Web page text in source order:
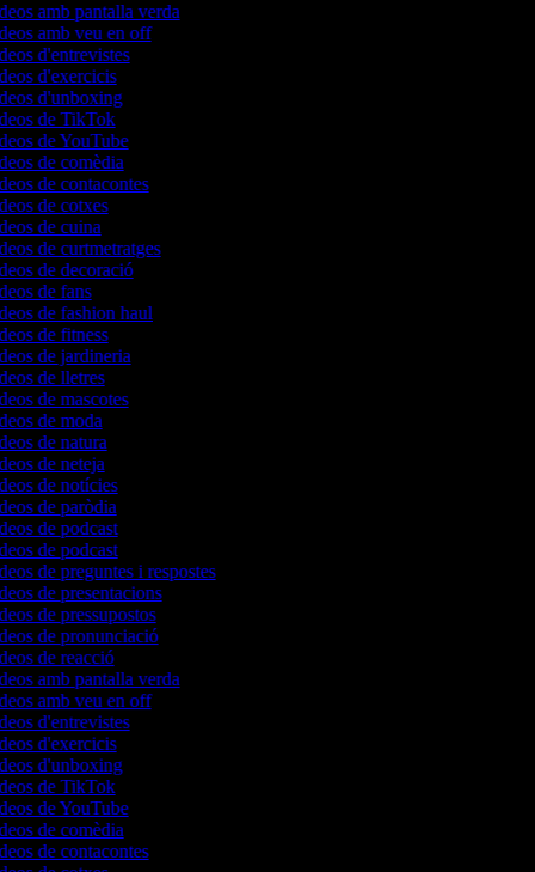
amb pantalla verda
amb veu en off
d'entrevistes
d'exercicis
d'unboxing
de TikTok
de YouTube
de comèdia
de contacontes
de cotxes
de cuina
de curtmetratges
de decoració
de fans
de fashion haul
de fitness
de jardineria
de lletres
de mascotes
de moda
de natura
de neteja
de notícies
de paròdia
de podcast
de podcast
de preguntes i respostes
de presentacions
de pressupostos
de pronunciació
de reacció
amb pantalla verda
amb veu en off
d'entrevistes
d'exercicis
d'unboxing
de TikTok
de YouTube
de comèdia
de contacontes